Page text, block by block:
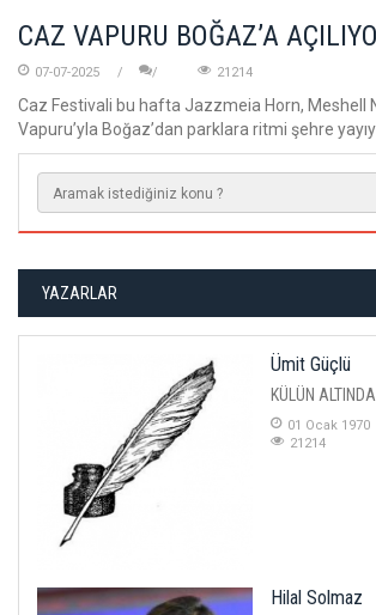
CAZ VAPURU BOĞAZ’A
07-07-2025 21214
Caz Festivali bu hafta Jazzmeia Horn, Meshell
Vapuru’yla Boğaz’dan parklara ritmi şehre
YAZARLAR
Ümit Güçlü
KÜLÜN
01 Ocak 1970
21214
Hilal Solmaz